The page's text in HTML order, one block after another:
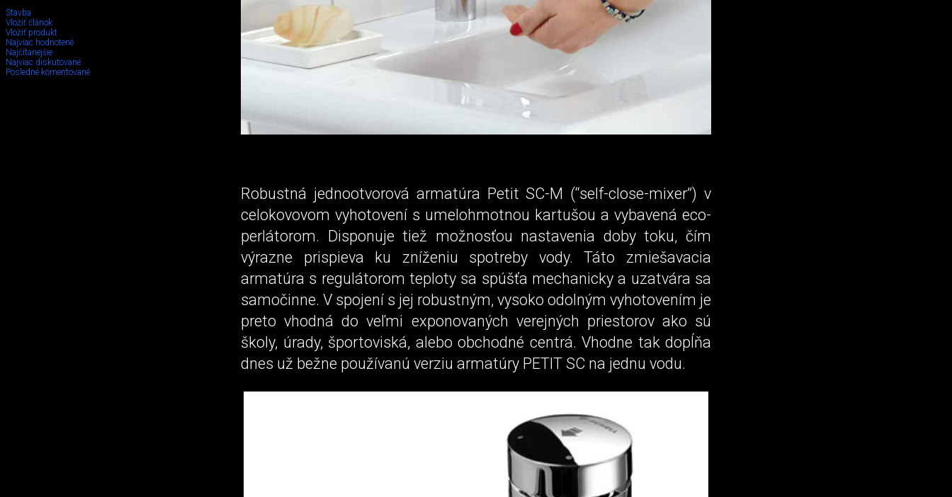
Stavba
Vložiť článok
Vložiť produkt
Najviac hodnotené
Najčítanejšie
Najviac diskutované
Posledné komentované
Robustná jednootvorová armatúra Petit SC-M (“self-close-mixer”) v
celokovovom vyhotovení s umelohmotnou kartušou a vybavená eco-
perlátorom. Disponuje tiež možnosťou nastavenia doby toku, čím
výrazne prispieva ku zníženiu spotreby vody. Táto zmiešavacia
armatúra s regulátorom teploty sa spúšťa mechanicky a uzatvára sa
samočinne. V spojení s jej robustným, vysoko odolným vyhotovením je
preto vhodná do veľmi exponovaných verejných priestorov ako sú
školy, úrady, športoviská, alebo obchodné centrá. Vhodne tak dopĺňa
dnes už bežne používanú verziu armatúry PETIT SC na jednu vodu.